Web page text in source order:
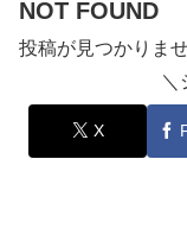
NOT FOUND
投稿が見つかりま
＼
X